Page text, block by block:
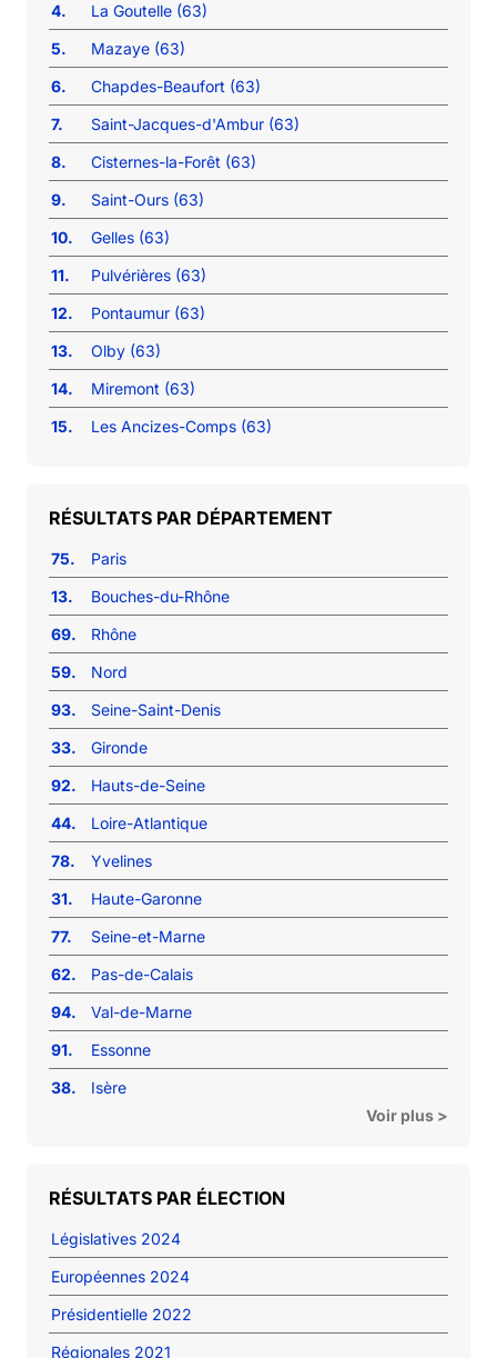
4.
La Goutelle (63)
5.
Mazaye (63)
6.
Chapdes-Beaufort (63)
7.
Saint-Jacques-d'Ambur (63)
8.
Cisternes-la-Forêt (63)
9.
Saint-Ours (63)
10.
Gelles (63)
11.
Pulvérières (63)
12.
Pontaumur (63)
13.
Olby (63)
14.
Miremont (63)
15.
Les Ancizes-Comps (63)
RÉSULTATS PAR DÉPARTEMENT
75.
Paris
13.
Bouches-du-Rhône
69.
Rhône
59.
Nord
93.
Seine-Saint-Denis
33.
Gironde
92.
Hauts-de-Seine
44.
Loire-Atlantique
78.
Yvelines
31.
Haute-Garonne
77.
Seine-et-Marne
62.
Pas-de-Calais
94.
Val-de-Marne
91.
Essonne
38.
Isère
Voir plus >
RÉSULTATS PAR ÉLECTION
Législatives 2024
Européennes 2024
Présidentielle 2022
Régionales 2021